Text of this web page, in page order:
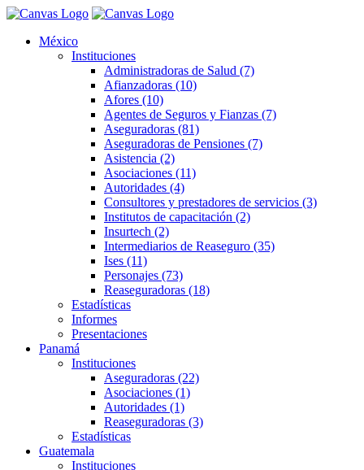
México
Instituciones
Administradoras de Salud (7)
Afianzadoras (10)
Afores (10)
Agentes de Seguros y Fianzas (7)
Aseguradoras (81)
Aseguradoras de Pensiones (7)
Asistencia (2)
Asociaciones (11)
Autoridades (4)
Consultores y prestadores de servicios (3)
Institutos de capacitación (2)
Insurtech (2)
Intermediarios de Reaseguro (35)
Ises (11)
Personajes (73)
Reaseguradoras (18)
Estadísticas
Informes
Presentaciones
Panamá
Instituciones
Aseguradoras (22)
Asociaciones (1)
Autoridades (1)
Reaseguradoras (3)
Estadísticas
Guatemala
Instituciones